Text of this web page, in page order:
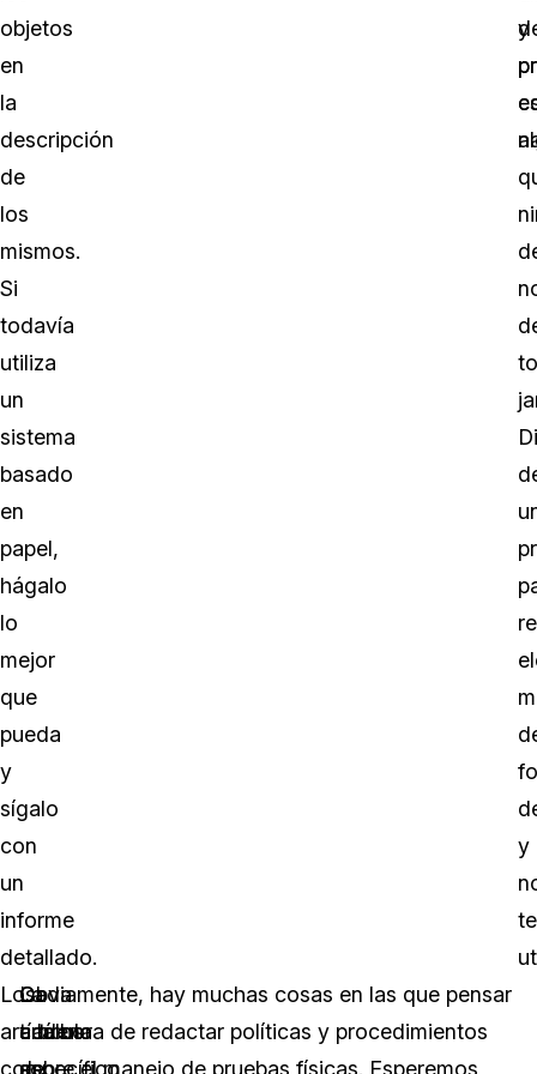
objetos
en
la
descripción
de
los
mismos.
Si
todavía
utiliza
un
sistema
basado
en
papel,
hágalo
lo
mejor
que
pueda
y
sígalo
con
un
informe
detallado.
y
y
Los
artículos
con
Cada
artículo
específico
La
cadena
de
Obviamente, hay muchas cosas en las que pensar
a la hora de redactar políticas y procedimientos
sobre el manejo de pruebas físicas. Esperemos